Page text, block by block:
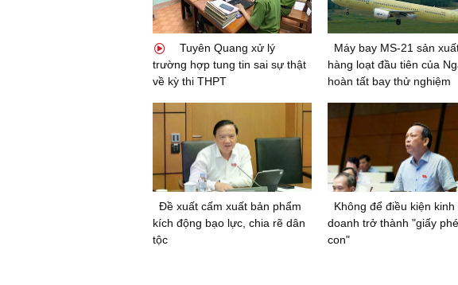
Tuyên Quang xử lý
trường hợp tung tin sai sự thật
về kỳ thi THPT
Máy bay MS-21 sản
hàng loạt đầu tiên của
hoàn tất bay thử nghiệm
Đề xuất cấm xuất bản phẩm
kích động bạo lực, chia rẽ dân
tộc
Không để điều kiện kinh
doanh trở thành "giấy
con"